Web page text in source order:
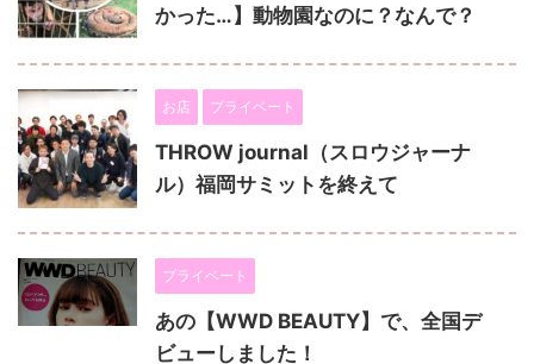
かった…】動物園なのに？なんで？
お店 プライベート
THROW journal（スロウジャーナ
ル）福岡サミットを終えて
プライベート
あの【WWD BEAUTY】で、全国デ
ビューしました！